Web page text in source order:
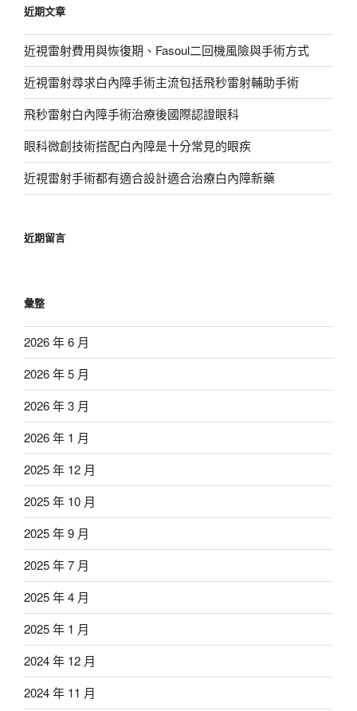
字:
近期文章
近視雷射費用與恢復期、Fasoul二回機風險與手術方式
近視雷射尋求白內障手術主流包括飛秒雷射輔助手術
飛秒雷射白內障手術治療後國際認證眼科
眼科微創技術搭配白內障是十分常見的眼疾
近視雷射手術都有適合設計適合治療白內障新藥
近期留言
彙整
2026 年 6 月
2026 年 5 月
2026 年 3 月
2026 年 1 月
2025 年 12 月
2025 年 10 月
2025 年 9 月
2025 年 7 月
2025 年 4 月
2025 年 1 月
2024 年 12 月
2024 年 11 月